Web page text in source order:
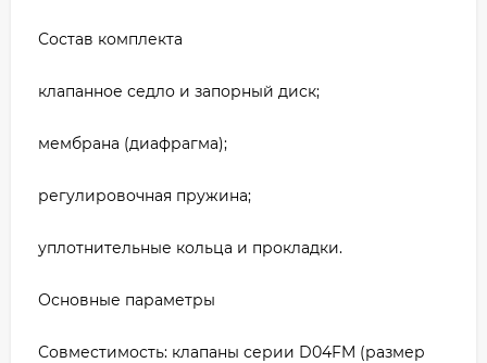
Состав комплекта
клапанное седло и запорный диск;
мембрана (диафрагма);
регулировочная пружина;
уплотнительные кольца и прокладки.
Основные параметры
Совместимость: клапаны серии D04FM (размер